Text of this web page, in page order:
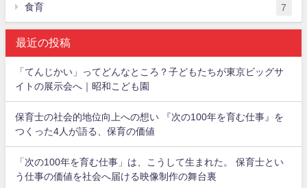
食育 7
最近の投稿
「てんじかい」ってどんなところ？子どもたちが東京ビッグサ
イトの展示会へ｜昭和こども園
保育士の社会的地位向上への想い 『次の100年を育む仕事』を
つくった4人が語る、保育の価値
「次の100年を育む仕事」は、こうして生まれた。 保育士とい
う仕事の価値を社会へ届ける映像制作の舞台裏